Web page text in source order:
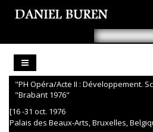
"PH Opéra/Acte II : Développement.
"Brabant 1976"
[16 -31 oct. 1976
Palais des Beaux-Arts, Bruxelles,